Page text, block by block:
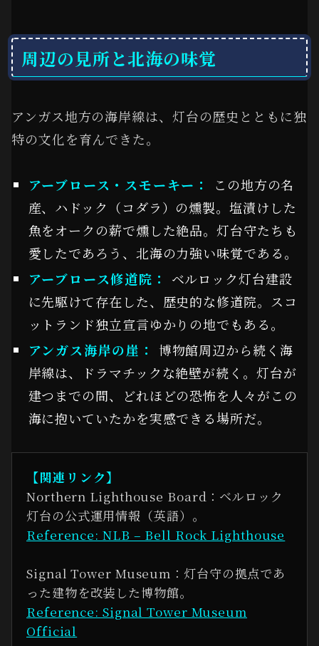
周辺の見所と北海の味覚
アンガス地方の海岸線は、灯台の歴史とともに独
特の文化を育んできた。
アーブロース・スモーキー：
この地方の名
産、ハドック（コダラ）の燻製。塩漬けした
魚をオークの薪で燻した絶品。灯台守たちも
愛したであろう、北海の力強い味覚である。
アーブロース修道院：
ベルロック灯台建設
に先駆けて存在した、歴史的な修道院。スコ
ットランド独立宣言ゆかりの地でもある。
アンガス海岸の崖：
博物館周辺から続く海
岸線は、ドラマチックな絶壁が続く。灯台が
建つまでの間、どれほどの恐怖を人々がこの
海に抱いていたかを実感できる場所だ。
【関連リンク】
Northern Lighthouse Board：ベルロック
灯台の公式運用情報（英語）。
Reference: NLB – Bell Rock Lighthouse
Signal Tower Museum：灯台守の拠点であ
った建物を改装した博物館。
Reference: Signal Tower Museum
Official